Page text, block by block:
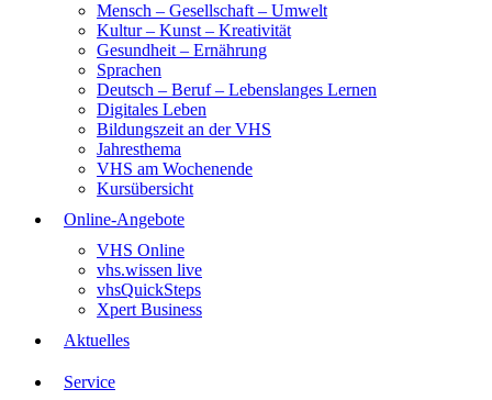
Mensch – Gesellschaft – Umwelt
Kultur – Kunst – Kreativität
Gesundheit – Ernährung
Sprachen
Deutsch – Beruf – Lebenslanges Lernen
Digitales Leben
Bildungszeit an der VHS
Jahresthema
VHS am Wochenende
Kursübersicht
Online-Angebote
VHS Online
vhs.wissen live
vhsQuickSteps
Xpert Business
Aktuelles
Service